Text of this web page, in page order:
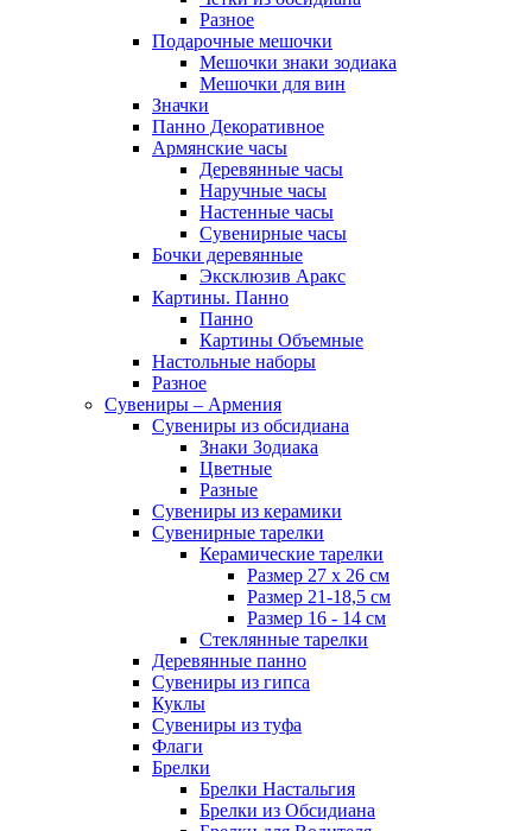
Разное
Подарочные мешочки
Мешочки знаки зодиака
Мешочки для вин
Значки
Панно Декоративное
Армянские часы
Деревянные часы
Наручные часы
Настенные часы
Сувенирные часы
Бочки деревянные
Эксклюзив Аракс
Картины. Панно
Панно
Картины Объемные
Настольные наборы
Разное
Сувениры – Армения
Сувениры из обсидиана
Знаки Зодиака
Цветные
Разные
Сувениры из керамики
Сувенирные тарелки
Керамические тарелки
Размер 27 х 26 см
Размер 21-18,5 см
Размер 16 - 14 см
Стеклянные тарелки
Деревянные панно
Сувениры из гипса
Куклы
Сувениры из туфа
Флаги
Брелки
Брелки Настальгия
Брелки из Обсидиана